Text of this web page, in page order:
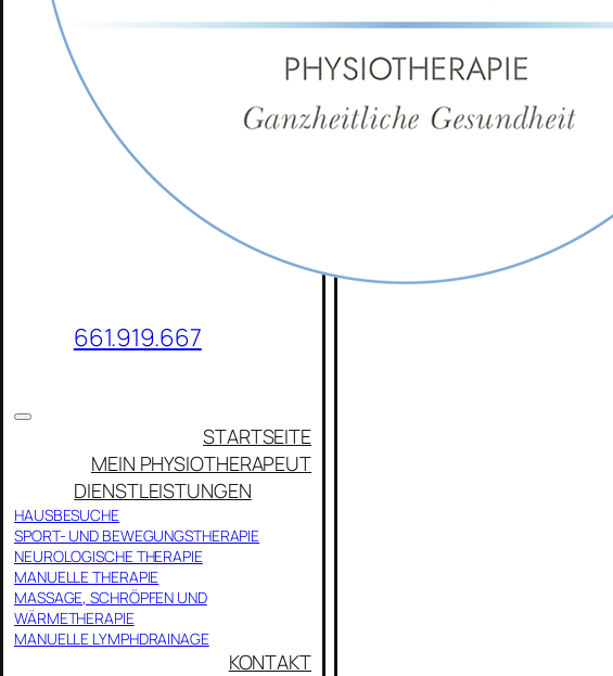
661.919.667
Toggle
STARTSEITE
MEIN PHYSIOTHERAPEUT
DIENSTLEISTUNGEN
HAUSBESUCHE
SPORT- UND BEWEGUNGSTHERAPIE
NEUROLOGISCHE THERAPIE
MANUELLE THERAPIE
MASSAGE, SCHRÖPFEN UND
WÄRMETHERAPIE
MANUELLE LYMPHDRAINAGE
KONTAKT